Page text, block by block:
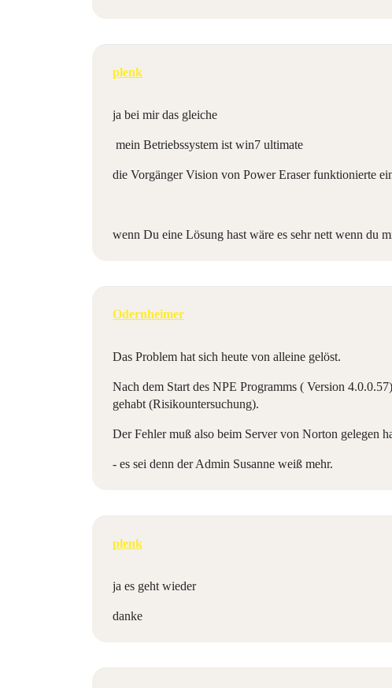
plenk
ja bei mir das gleiche
mein Betriebssystem ist win7 ultimate
die Vorgänger Vision von Power Eraser funktionierte
wenn Du eine Lösung hast wäre es sehr nett wenn du
Odernheimer
Das Problem hat sich heute von alleine gelöst.
Nach dem Start des NPE Programms ( Version
gehabt (Risikountersuchung).
Der Fehler muß also beim Server von Norton gelegen
- es sei denn der Admin Susanne weiß mehr.
plenk
ja es geht wieder
danke